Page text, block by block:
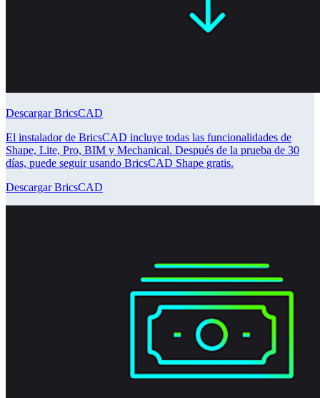
Descargar BricsCAD
El instalador de BricsCAD incluye todas las funcionalidades de
Shape, Lite, Pro, BIM y Mechanical. Después de la prueba de 30
días, puede seguir usando BricsCAD Shape gratis.
Descargar BricsCAD